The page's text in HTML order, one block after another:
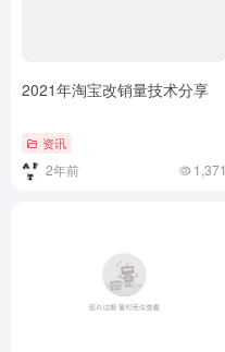
2021年淘宝改销量技术分享
资讯
2年前 1,371